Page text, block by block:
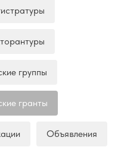
группы
гранты
Объявления